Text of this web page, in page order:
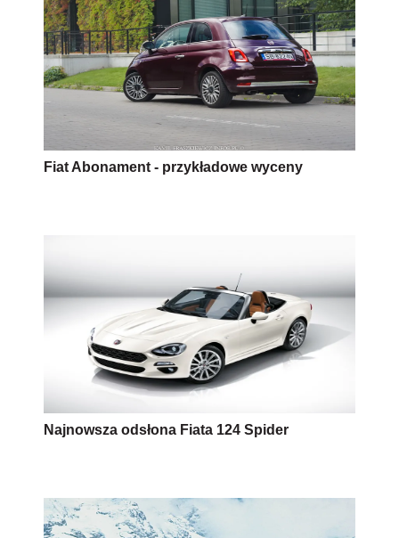
Fiat Abonament - przykładowe wyceny
Najnowsza odsłona Fiata 124 Spider